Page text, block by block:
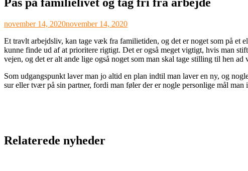
november 14, 2020november 14, 2020
Et travlt arbejdsliv, kan tage væk fra familietiden, og det er noget som på et
kunne finde ud af at prioritere rigtigt. Det er også meget vigtigt, hvis man
vejen, og det er alt ande lige også noget som man skal tage stilling til hen ad
Som udgangspunkt laver man jo altid en plan indtil man laver en ny, og
sur eller tvær på sin partner, fordi man føler der er nogle personlige mål
Relaterede nyheder